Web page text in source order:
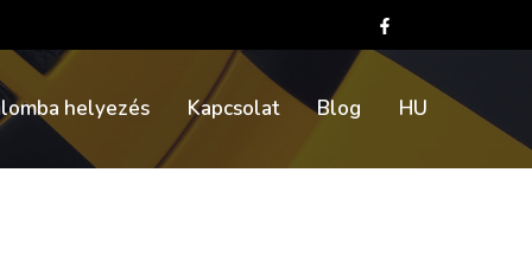
helyezés Kapcsolat Blog HU